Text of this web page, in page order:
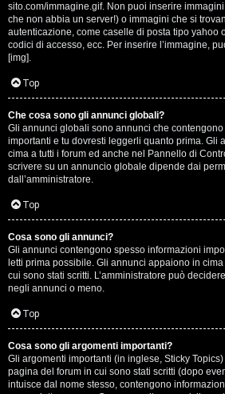
sito.com/immagine.gif. Non puoi inserire
che non abbia un server!) o immagini che si
autenticazione, come caselle di posta tipo yahoo
codici di accesso, ecc. Per inserire l’immagine,
[img].
Top
Che cosa sono gli annunci globali?
Gli annunci globali sono annunci che
importanti e tu dovresti leggerli quanto prima. Gli
cima a tutti i forum ed anche nel Pannello di
scrivere su un annuncio globale dipende dai
dall’amministratore.
Top
Cosa sono gli annunci?
Gli annunci contengono spesso informazioni
letti prima possibile. Gli annunci appaiono in
cui sono stati scritti. L’amministratore può
negli annunci o meno.
Top
Cosa sono gli argomenti importanti?
Gli argomenti importanti (in inglese, Sticky
pagina del forum in cui sono stati scritti (dopo
intuisce dal nome stesso, contengono
C
o
s
a
c
i
p
i
a
c
e
e
c
o